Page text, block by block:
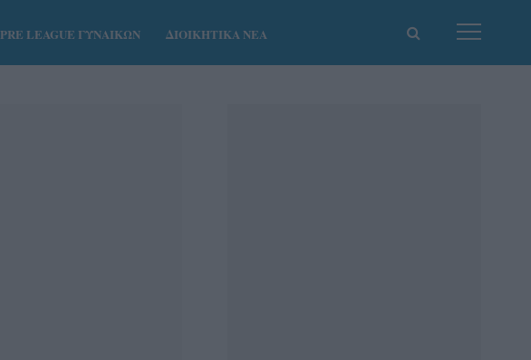
PRE LEAGUE ΓΥΝΑΙΚΩΝ ΔΙΟΙΚΗΤΙΚΑ ΝΕΑ